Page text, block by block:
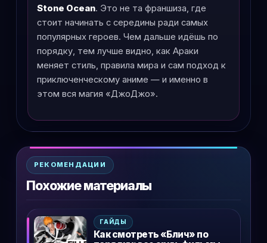
Stone Ocean. Это не та франшиза, где
стоит начинать с середины ради самых
популярных героев. Чем дальше идёшь по
порядку, тем лучше видно, как Араки
меняет стиль, правила мира и сам подход к
приключенческому аниме — и именно в
этом вся магия «ДжоДжо».
РЕКОМЕНДАЦИИ
Похожие материалы
ГАЙДЫ
Как смотреть «Блич» по